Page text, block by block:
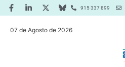
915 337 899
07 de Agosto de 2026